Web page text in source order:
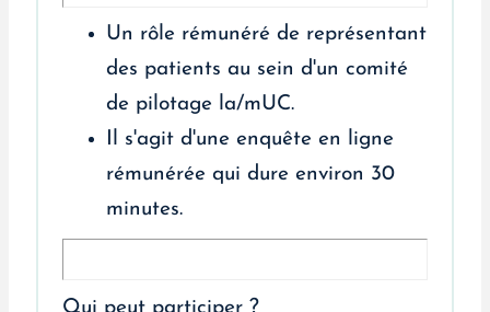
Un rôle rémunéré de représentant
des patients au sein d'un comité
de pilotage la/mUC.
Il s'agit d'une enquête en ligne
rémunérée qui dure environ 30
minutes.
Qui peut participer ?